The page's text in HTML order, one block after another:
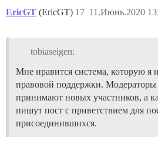
EricGT (EricGT) 11.Июнь.2020
17
tobiaseigen:
Мне нравится система, которую я
правовой поддержки.
принимают новых участников, а
пишут пост с приветствием для
присоединившихся.